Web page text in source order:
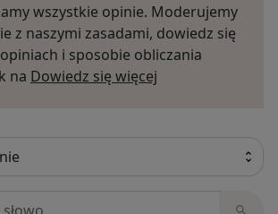
wszystkie opinie. Moderujemy
z naszymi zasadami, dowiedz się
i sposobie obliczania
na Dowiedz się więcej